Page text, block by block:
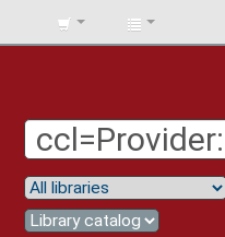
BIBLIOTECA